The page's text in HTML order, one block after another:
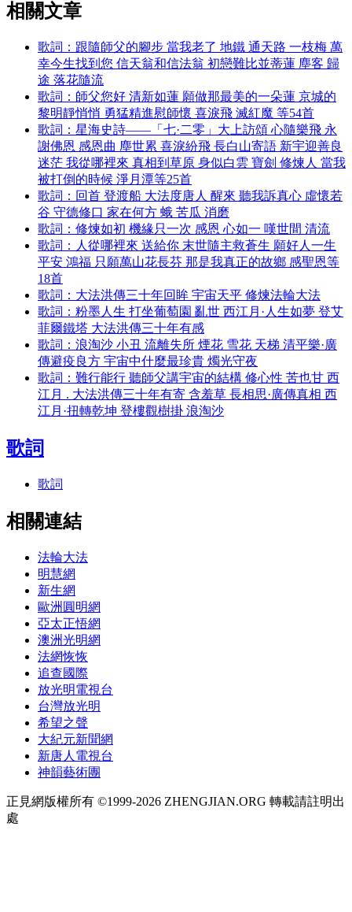
相關文章
歌詞：跟隨師父的腳步 當我老了 地鐵 通天路 一枝梅 萬
幸今生找到您 信天翁和信法翁 初戀難比並蒂蓮 塵客 歸
途 落花隨流
歌詞：師父您好 清新如蓮 願做那最美的一朵蓮 京城的
黎明靜悄悄 勇猛精進慰師懷 喜淚飛 滅紅魔 等54首
歌詞：星海史詩——「七·二零」大上訪頌 心隨樂飛 永
謝佛恩 感恩曲 塵世累 喜淚紛飛 長白山寄語 新宇迎善良
迷茫 我從哪裡來 真相到草原 身似白雲 寶劍 修煉人 當我
被打倒的時候 淨月潭等25首
歌詞：回首 登渡船 大法度唐人 醒來 聽我訴真心 虛懷若
谷 守德修口 家在何方 蛾 苦瓜 消磨
歌詞：修煉如初 機緣只一次 感恩 心如一 嘆世間 清流
歌詞：人從哪裡來 送給你 末世隨主救蒼生 願好人一生
平安 鴻福 只願萬山花長芬 那是我真正的故鄉 感聖恩等
18首
歌詞：大法洪傳三十年回眸 宇宙天平 修煉法輪大法
歌詞：粉墨人生 打坐葡萄園 亂世 西江月·人生如夢 登艾
菲爾鐵塔 大法洪傳三十年有感
歌詞：浪淘沙 小丑 流離失所 煙花 雪花 天梯 清平樂·廣
傳避疫良方 宇宙中什麼最珍貴 燭光守夜
歌詞：難行能行 聽師父講宇宙的結構 修心性 苦也甘 西
江月 . 大法洪傳三十年有寄 含羞草 長相思·廣傳真相 西
江月·扭轉乾坤 登樓觀樹掛 浪淘沙
歌詞
歌詞
相關連結
法輪大法
明慧網
新生網
歐洲圓明網
亞太正悟網
澳洲光明網
法網恢恢
追查國際
放光明電視台
台灣放光明
希望之聲
大紀元新聞網
新唐人電視台
神韻藝術團
正見網版權所有 ©1999-2026 ZHENGJIAN.ORG 轉載請註明出
處